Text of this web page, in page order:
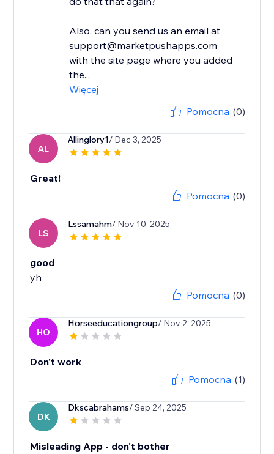
Also, can you send us an email at
support@marketpushapps.com
with the site page where you added
the...
Więcej
Pomocna (0)
AL
Allinglory1/ Dec 3, 2025
Great!
Pomocna (0)
LS
Lssamahm/ Nov 10, 2025
good
yh
Pomocna (0)
HO
Horseeducationgroup/ Nov 2, 2025
Don't work
Pomocna (1)
DK
Dkscabrahams/ Sep 24, 2025
Misleading App - don't bother